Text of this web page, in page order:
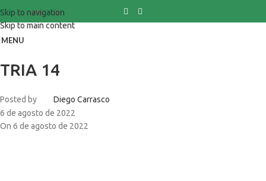
Skip to navigation
Skip to main content
MENU
TRIA 14
Posted by
Diego Carrasco
6 de agosto de 2022
On 6 de agosto de 2022